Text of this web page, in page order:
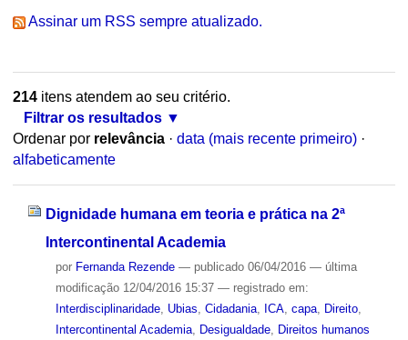
Assinar um RSS sempre atualizado.
214itens atendem ao seu critério.
Filtrar os resultados
Ordenar por relevância · data (mais recente primeiro) ·
alfabeticamente
Dignidade humana em teoria e prática na 2ª
Intercontinental Academia
por Fernanda Rezende — publicado06/04/2016 — última
modificação12/04/2016 15:37 — registrado em:
Interdisciplinaridade, Ubias Cidadania, ICA, capa, Direito,
Intercontinental Academia, Desigualdade, Direitos humanos